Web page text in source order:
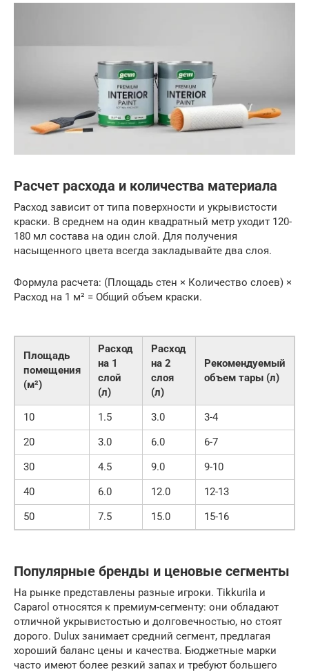
Расчет расхода и количества материала
Расход зависит от типа поверхности и укрывистости
краски. В среднем на один квадратный метр уходит 120-
180 мл состава на один слой. Для получения
насыщенного цвета всегда закладывайте два слоя.
Формула расчета: (Площадь стен × Количество слоев) ×
Расход на 1 м² = Общий объем краски.
Площадь
помещения
(м²)
Расход
на 1
слой
(л)
Расход
на 2
слоя
(л)
Рекомендуемый
объем тары (л)
10 1.5 3.0
3-4
20
3.0 6.0
6-7
30
4.5 9.0
9-10
40
6.0 12.0
12-13
50
7.5 15.0 15-16
Популярные бренды и ценовые сегменты
На рынке представлены разные игроки. Tikkurila и
Caparol относятся к премиум-сегменту: они обладают
отличной укрывистостью и долговечностью, но стоят
дорого. Dulux занимает средний сегмент, предлагая
хороший баланс цены и качества. Бюджетные марки
часто имеют более резкий запах и требуют большего